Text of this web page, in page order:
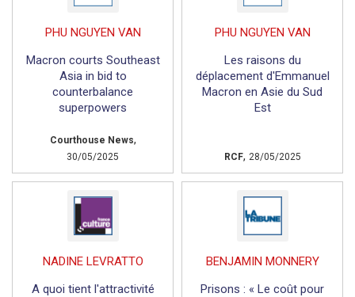
PHU NGUYEN VAN
Macron courts Southeast
Asia in bid to
counterbalance
superpowers
Courthouse News,
30/05/2025
PHU NGUYEN VAN
Les raisons du
déplacement d'Emmanuel
Macron en Asie du Sud
Est
RCF, 28/05/2025
NADINE LEVRATTO
A quoi tient l'attractivité
BENJAMIN MONNERY
Prisons : « Le coût pour